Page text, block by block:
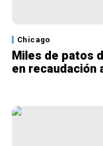
Chicago
Miles de patos
en recaudación